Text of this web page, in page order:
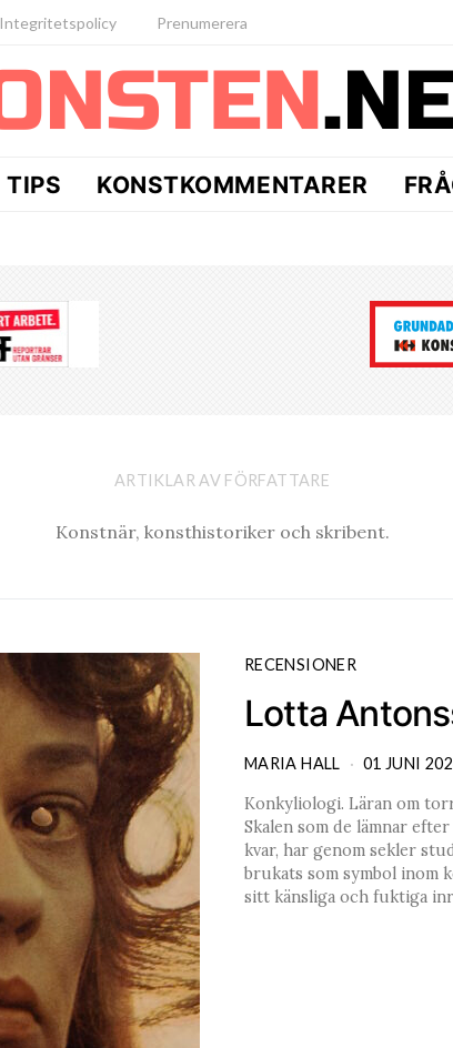
Integritetspolicy Prenumerera
TIPS KONSTKOMMENTARER
ARTIKLAR AV FÖRFATTARE
Konstnär, konsthistoriker och skribent.
RECENSIONER
Lotta
MARIA HALL 01 JUNI
Konkyliologi. Läran om
Skalen som de lämnar
kvar, har genom sekler
brukats som symbol inom
sitt känsliga och fuktiga